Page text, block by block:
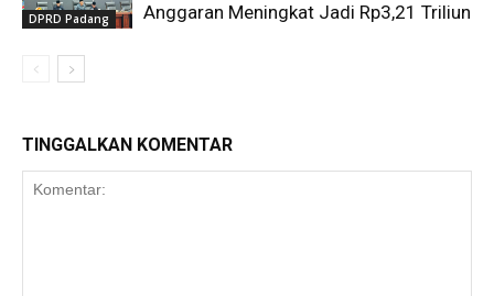
DPRD Padang
Anggaran Meningkat Jadi Rp3,21 Triliun
TINGGALKAN KOMENTAR